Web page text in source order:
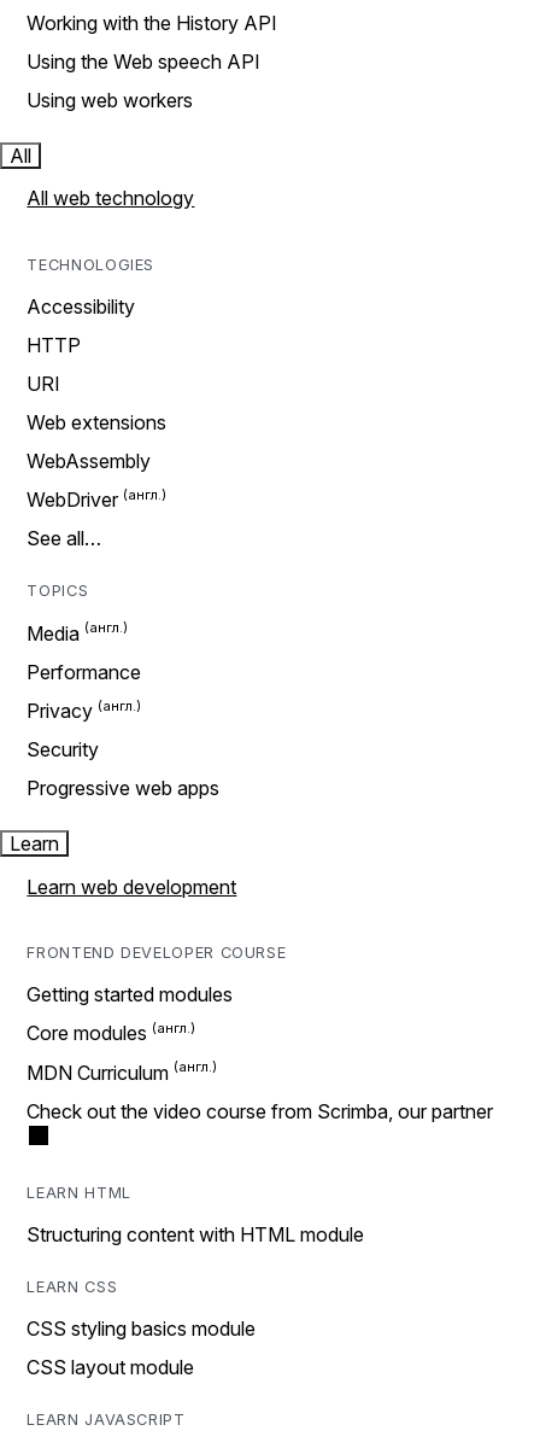
Working with the History API
Using the Web speech API
Using web workers
All
All web technology
TECHNOLOGIES
Accessibility
HTTP
URI
Web extensions
WebAssembly
WebDriver
See all…
TOPICS
Media
Performance
Privacy
Security
Progressive web apps
Learn
Learn web development
FRONTEND DEVELOPER COURSE
Getting started modules
Core modules
MDN Curriculum
Check out the video course from Scrimba, our partner
LEARN HTML
Structuring content with HTML module
LEARN CSS
CSS styling basics module
CSS layout module
LEARN JAVASCRIPT